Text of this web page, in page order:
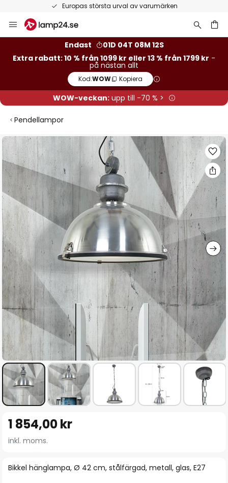
Europas största urval av varumärken
Hoppa
till
Endast
01D 04T 08M 11S
Extra rabatt: 10 % från 1099 kr eller 13 % från 1799 kr -
på nästan allt
Kod:WOW Kopiera
WOW-veckan:upp till -70 % >
Pendellampor
Hoppa
till
slutet
av
bildgalleriet
till
början
bildgalleriet
Bikkel hänglampa, Ø 42 cm, stålfärgad, metall, glas, E27
1 854,00 kr
inkl. moms.